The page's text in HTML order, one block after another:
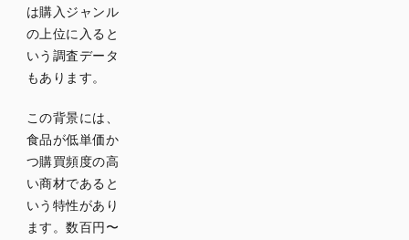
らいか
かりま
すか？
食品の
ト動画
は何秒
くらい
が最適
です
か？
は購入ジャンル
の上位に入ると
いう調査データ
もあります。
この背景には、
食品が低単価か
つ購買頻度の高
い商材であると
いう特性があり
ます。数百円〜